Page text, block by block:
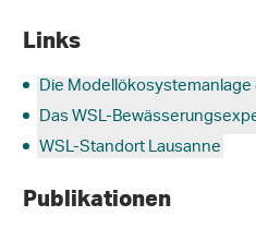
Links
Die
Das WSL-
WSL-Standort Lausanne
Publikationen